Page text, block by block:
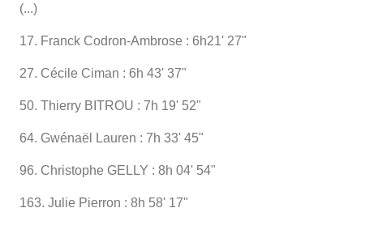
(...)
17. Franck Codron-Ambrose : 6h21' 27"
27. Cécile Ciman : 6h 43' 37"
50. Thierry BITROU : 7h 19' 52"
64. Gwénaël Lauren : 7h 33' 45"
96. Christophe GELLY : 8h 04' 54"
163. Julie Pierron : 8h 58' 17"